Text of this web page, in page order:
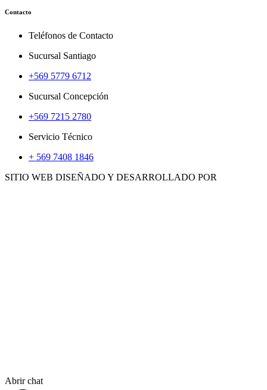
Contacto
Teléfonos de Contacto
Sucursal Santiago
+569 5779 6712
Sucursal Concepción
+569 7215 2780
Servicio Técnico
+ 569 7408 1846
SITIO WEB DISEÑADO Y DESARROLLADO POR
Abrir chat